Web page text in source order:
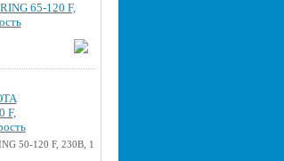
65-120 F,
50-120 F, 230В, 1